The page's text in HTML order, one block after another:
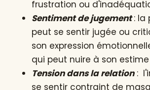
frustration ou
Sentiment de jugement: la
peut se sentir jugée ou
son expression
qui peut nuire à son
Tension dans la relation:
se sentir contraint de